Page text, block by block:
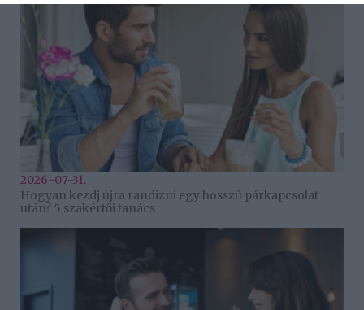
2026-07-31.
Hogyan kezdj újra randizni egy hosszú párkapcsolat
után? 5 szakértői tanács